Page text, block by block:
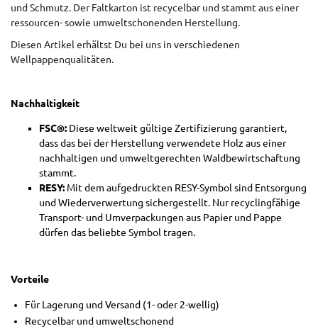
und Schmutz. Der Faltkarton ist recycelbar und stammt aus einer
ressourcen- sowie umweltschonenden Herstellung.
Diesen Artikel erhältst Du bei uns in verschiedenen
Wellpappenqualitäten.
Nachhaltigkeit
FSC®: Diese weltweit gültige Zertifizierung garantiert,
dass das bei der Herstellung verwendete Holz aus einer
nachhaltigen und umweltgerechten Waldbewirtschaftung
stammt.
RESY: Mit dem aufgedruckten RESY-Symbol sind Entsorgung
und Wiederverwertung sichergestellt. Nur recyclingfähige
Transport- und Umverpackungen aus Papier und Pappe
dürfen das beliebte Symbol tragen.
Vorteile
Für Lagerung und Versand (1- oder 2-wellig)
Recycelbar und umweltschonend